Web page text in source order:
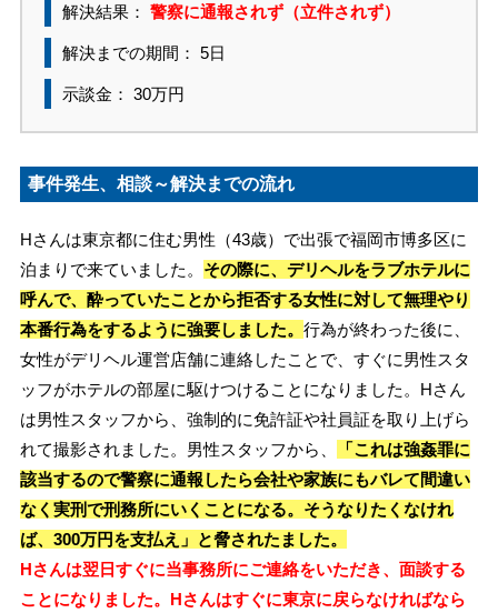
解決結果： 警察に通報されず（立件されず）
解決までの期間： 5日
示談金： 30万円
事件発生、相談～解決までの流れ
Hさんは東京都に住む男性（43歳）で出張で福岡市博多区に
泊まりで来ていました。 その際に、デリヘルをラブホテルに
呼んで、酔っていたことから拒否する女性に対して無理やり
本番行為をするように強要しました。 行為が終わった後に、
女性がデリヘル運営店舗に連絡したことで、すぐに男性スタ
ッフがホテルの部屋に駆けつけることになりました。Hさん
は男性スタッフから、強制的に免許証や社員証を取り上げら
れて撮影されました。男性スタッフから、
「これは強姦罪に
該当するので警察に通報したら会社や家族にもバレて間違い
なく実刑で刑務所にいくことになる。そうなりたくなけれ
ば、300万円を支払え」と脅されたました。
Hさんは翌日すぐに当事務所にご連絡をいただき、面談する
ことになりました。Hさんはすぐに東京に戻らなければなら